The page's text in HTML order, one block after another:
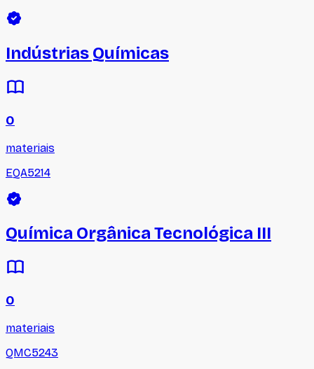
Indústrias Químicas
0
materiais
EQA5214
Química Orgânica Tecnológica III
0
materiais
QMC5243